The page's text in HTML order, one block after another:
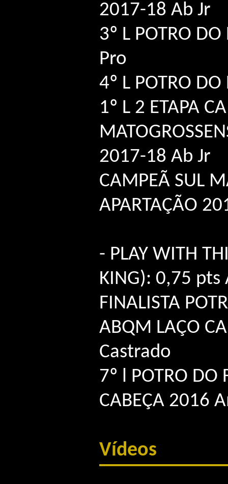
2017-18 Ab Jr
3º L POTRO
Pro
4º L POTRO
1º L 2 ETAPA
2017-18 Ab Jr
CAMPEÃ SUL
APARTAÇÃO
- PLAY WITH
KING): 0,75 pts
FINALISTA
ABQM LAÇO
Castrado
7º l POTRO DO
CABEÇA 2016
Vídeos